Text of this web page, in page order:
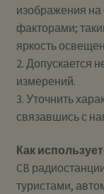
изображения на
факторами;
яркость
2. Допускается
измерений.
3. Уточнить
связавшись с
Как
CB
туристами,